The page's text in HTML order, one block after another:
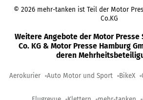
© 2026 mehr-tanken ist Teil der Motor
Co.KG
Weitere Angebote der Motor Presse
Co. KG & Motor Presse Hamburg
deren
Aerokurier Auto Motor und Sport BikeX